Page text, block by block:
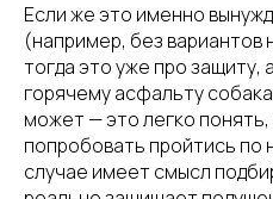
Если же это именно
(например, без вариантов
тогда это уже про
горячему асфальту
может — это легко
попробовать пройтись по
случае имеет смысл